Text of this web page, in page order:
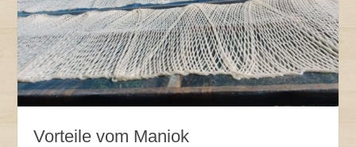
Vorteile vom Maniok